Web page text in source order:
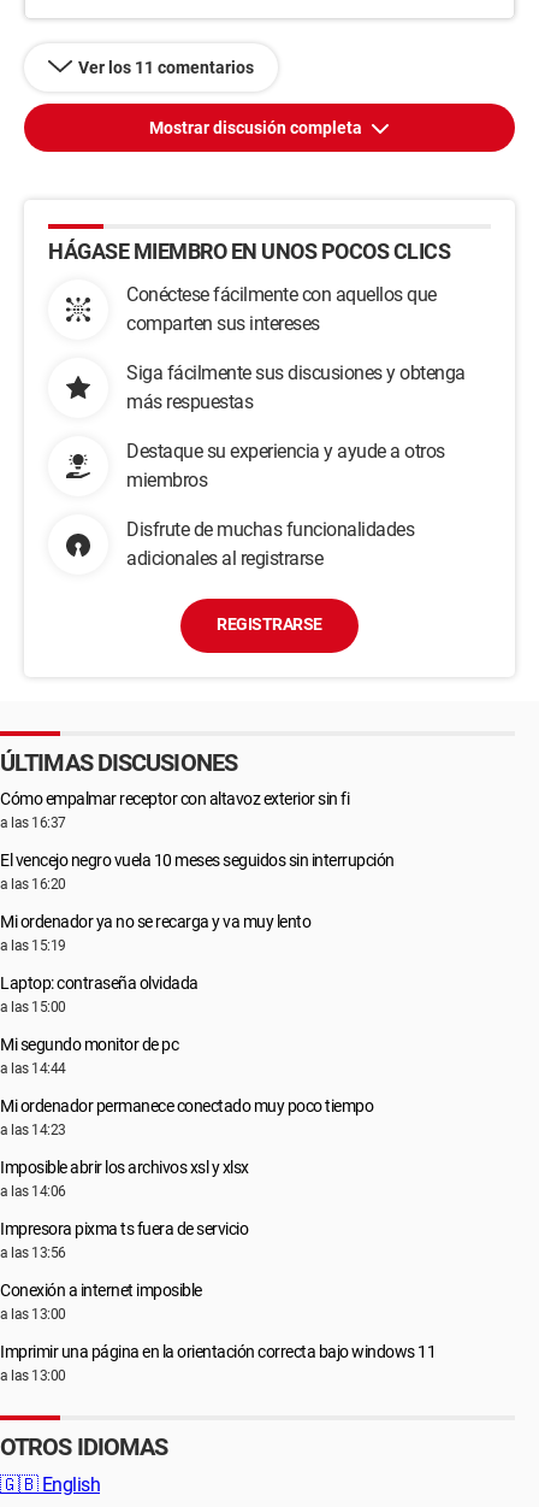
Ver los 11 comentarios
Mostrar discusión completa
HÁGASE MIEMBRO EN UNOS POCOS CLICS
Conéctese fácilmente con aquellos que
comparten sus intereses
Siga fácilmente sus discusiones y obtenga
más respuestas
Destaque su experiencia y ayude a otros
miembros
Disfrute de muchas funcionalidades
adicionales al registrarse
REGISTRARSE
ÚLTIMAS DISCUSIONES
Cómo empalmar receptor con altavoz exterior sin fi
a las 16:37
El vencejo negro vuela 10 meses seguidos sin interrupción
a las 16:20
Mi ordenador ya no se recarga y va muy lento
a las 15:19
Laptop: contraseña olvidada
a las 15:00
Mi segundo monitor de pc
a las 14:44
Mi ordenador permanece conectado muy poco tiempo
a las 14:23
Imposible abrir los archivos xsl y xlsx
a las 14:06
Impresora pixma ts fuera de servicio
a las 13:56
Conexión a internet imposible
a las 13:00
Imprimir una página en la orientación correcta bajo windows 11
a las 13:00
OTROS IDIOMAS
🇬🇧 English